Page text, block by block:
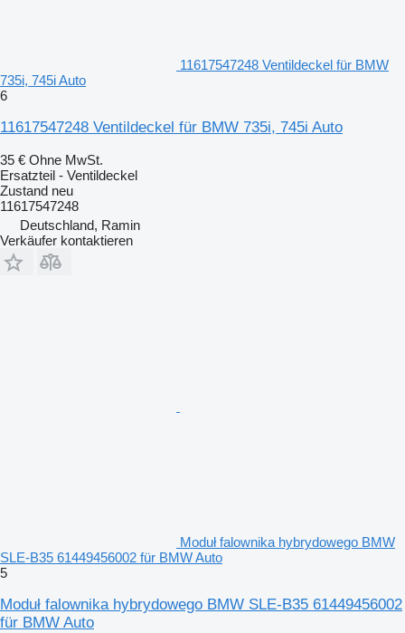
11617547248 Ventildeckel für BMW
735i, 745i Auto
6
11617547248 Ventildeckel für BMW 735i, 745i Auto
35 € Ohne MwSt.
Ersatzteil - Ventildeckel
Zustand neu
11617547248
Deutschland, Ramin
Verkäufer kontaktieren
Moduł falownika hybrydowego BMW
SLE-B35 61449456002 für BMW Auto
5
Moduł falownika hybrydowego BMW SLE-B35 61449456002
für BMW Auto